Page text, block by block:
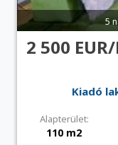
5
2 500
Kiadó
Alapterület:
110 m2